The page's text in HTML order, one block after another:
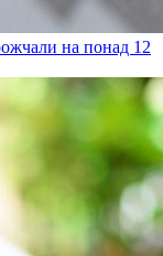
на понад 12